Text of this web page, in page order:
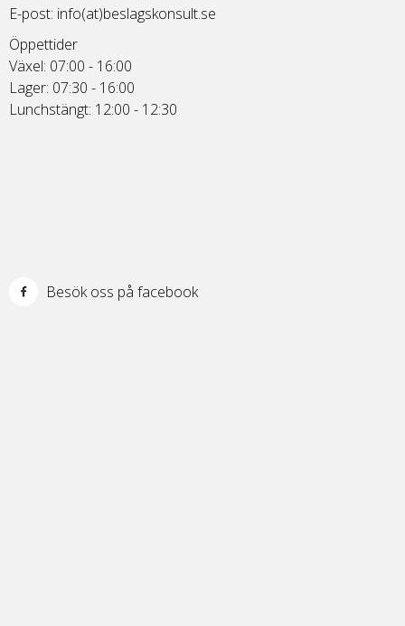
E-post: info(at)beslagskonsult.se
Öppettider
Växel: 07:00 - 16:00
Lager: 07:30 - 16:00
Lunchstängt: 12:00 - 12:30
Besök oss på facebook